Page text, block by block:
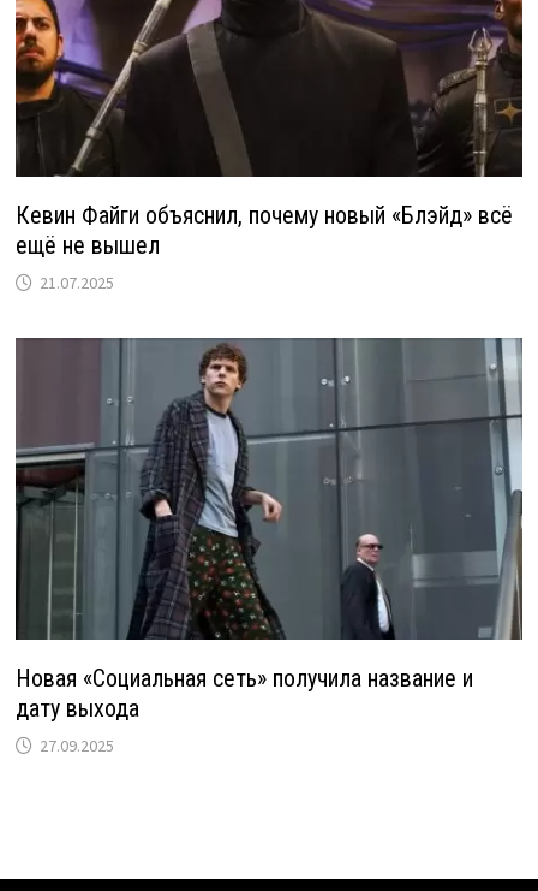
Кевин Файги объяснил, почему новый «Блэйд» всё
ещё не вышел
21.07.2025
Новая «Социальная сеть» получила название и
дату выхода
27.09.2025